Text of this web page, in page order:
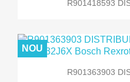
R901418593
R901363903
NOU